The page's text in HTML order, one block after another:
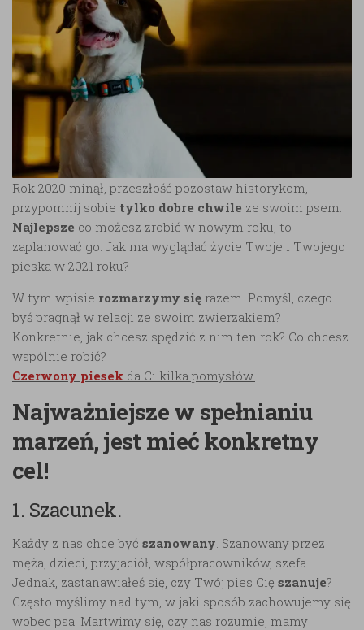
Rok 2020 minął, przeszłość pozostaw historykom,
przypomnij sobie tylko dobre chwile ze swoim psem.
Najlepsze co możesz zrobić w nowym roku, to
zaplanować go. Jak ma wyglądać życie Twoje i Twojego
pieska w 2021 roku?
W tym wpisie rozmarzymy się razem. Pomyśl, czego
byś pragnął w relacji ze swoim zwierzakiem?
Konkretnie, jak chcesz spędzić z nim ten rok? Co chcesz
wspólnie robić?
Czerwony piesek da Ci kilka pomysłów.
Najważniejsze w spełnianiu
marzeń, jest mieć konkretny
cel!
1. Szacunek.
Każdy z nas chce być szanowany . Szanowany przez
męża, dzieci, przyjaciół, współpracowników, szefa.
Jednak, zastanawiałeś się, czy Twój pies Cię szanuje?
Często myślimy nad tym, w jaki sposób zachowujemy się
wobec psa. Martwimy się, czy nas rozumie, mamy